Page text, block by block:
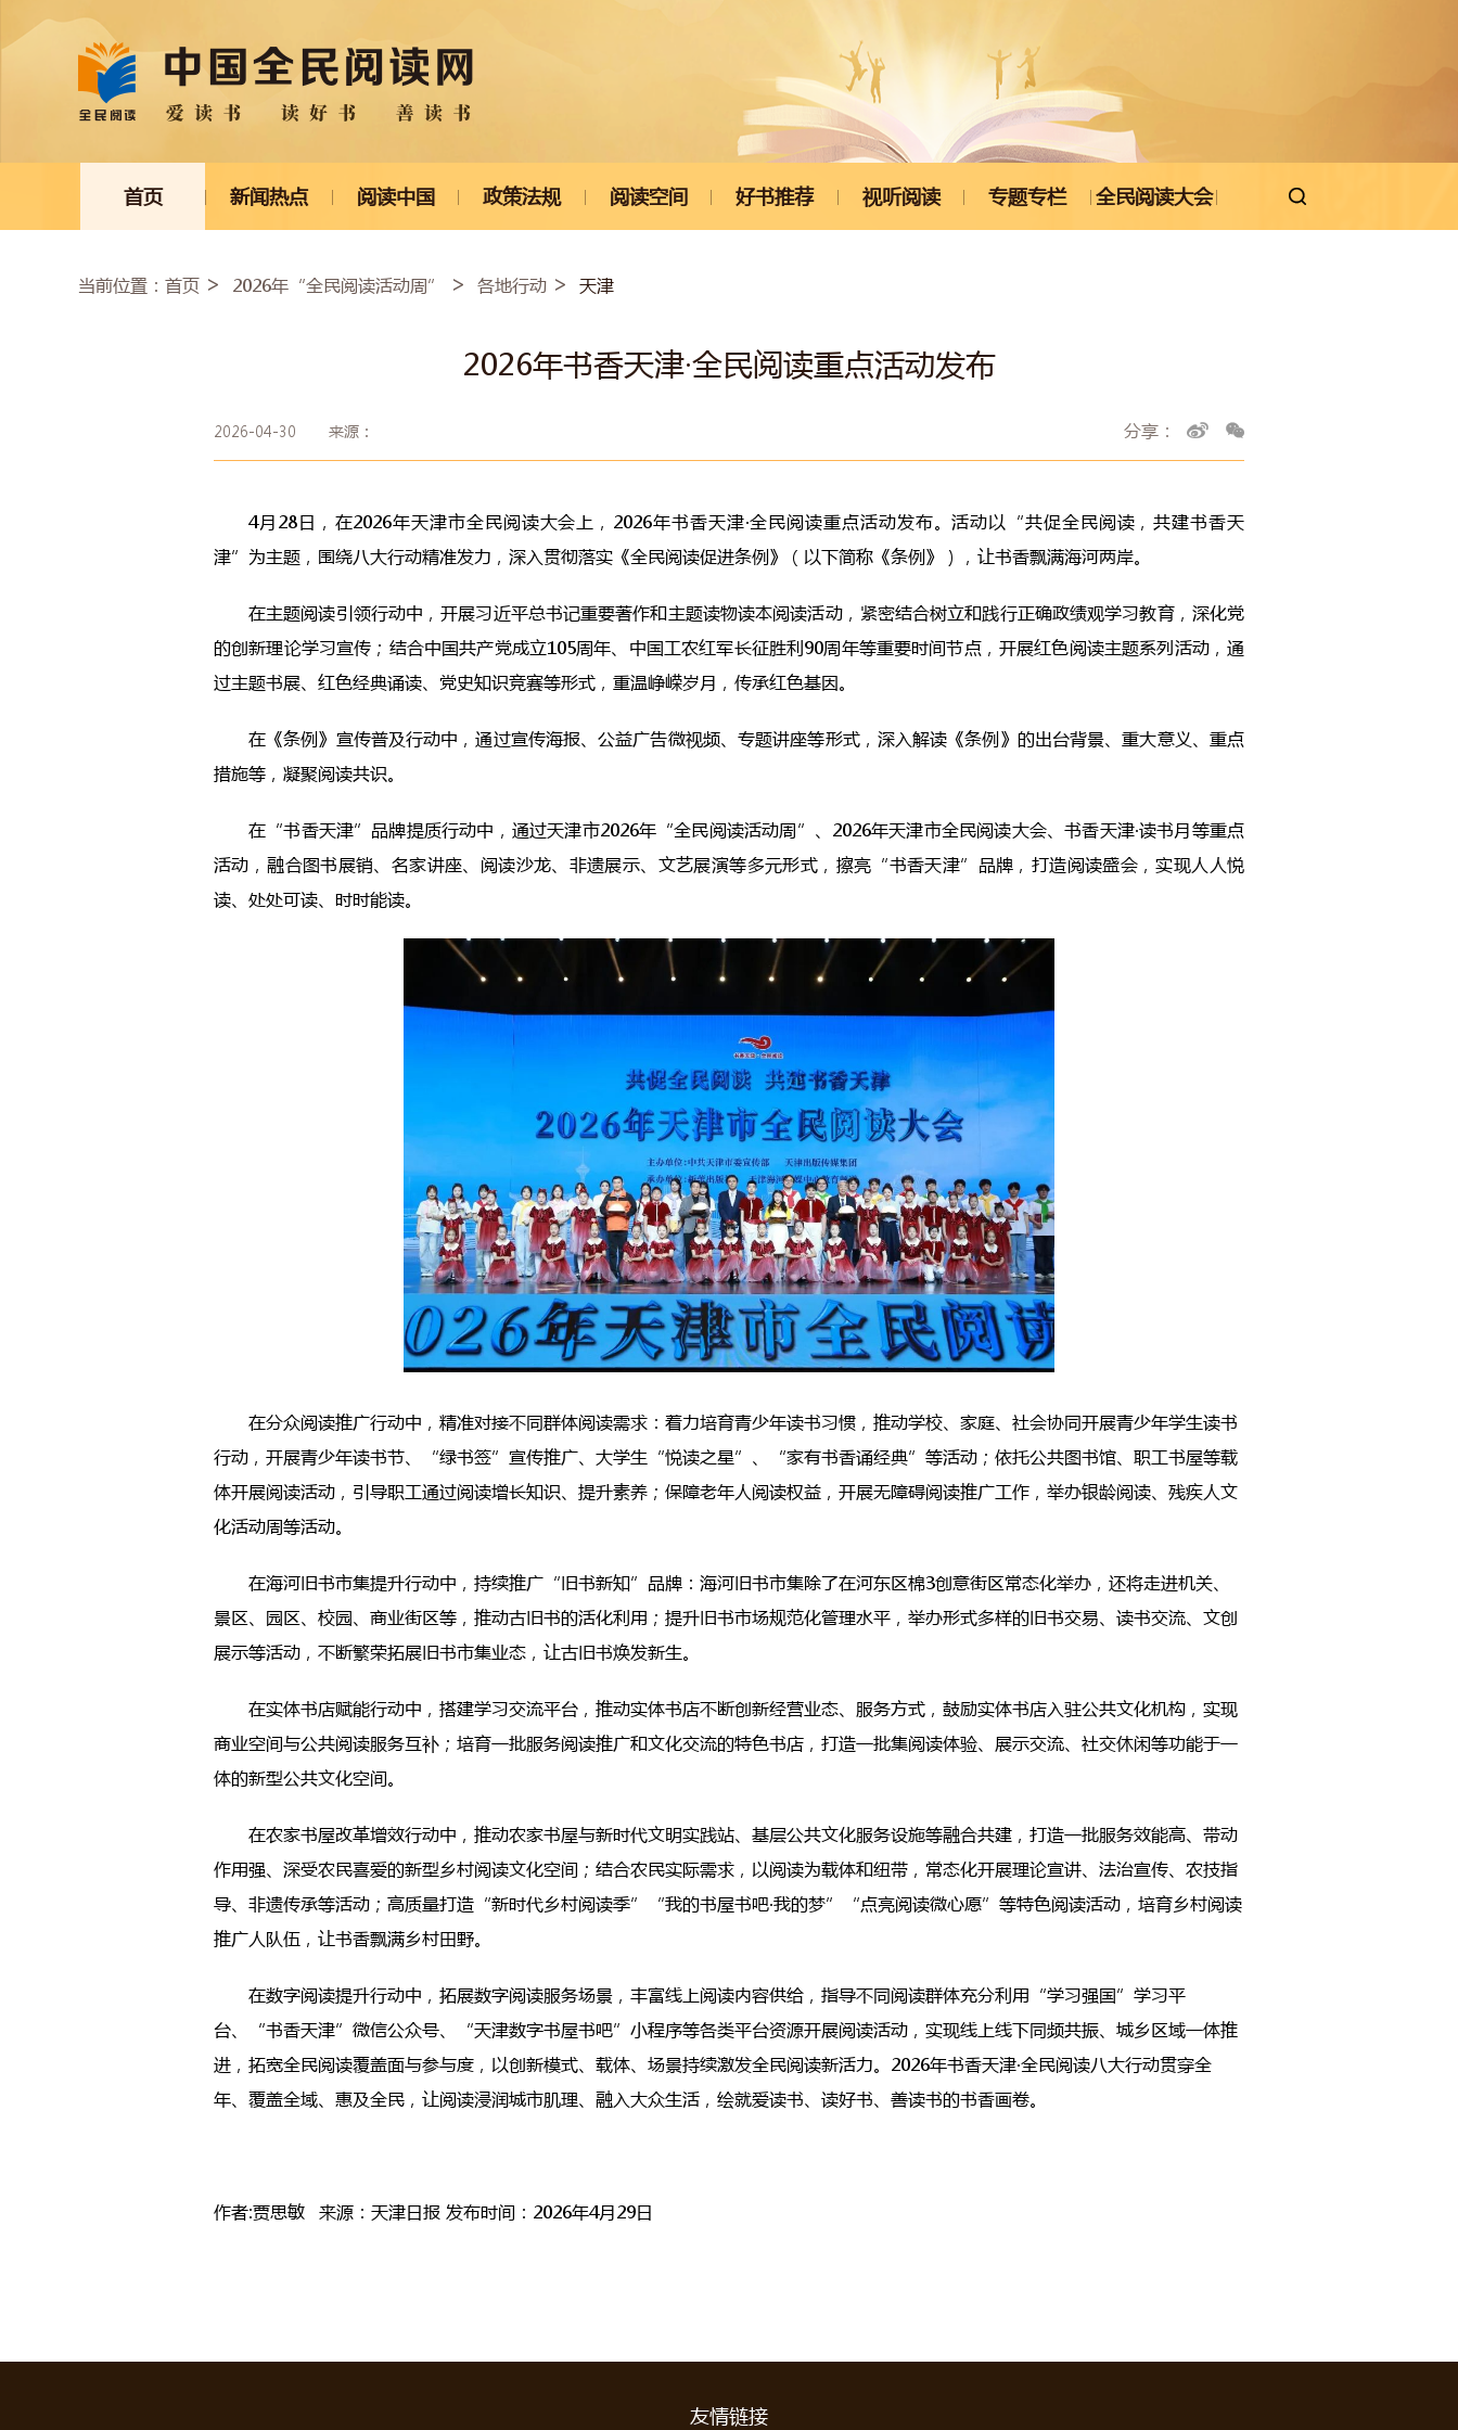
首页 新闻热点 阅读中国 政策法规 阅读空间 好书推荐 视听阅读 专题专栏 全民阅读大会 
当前位置： 首页 2026年“全民阅读活动周” 各地行动 天津
2026年书香天津·全民阅读重点活动发布
2026-04-30 来源： 分享：  
4月28日，在2026年天津市全民阅读大会上，2026年书香天津·全民阅读重点活动发布。活动以“共促全民阅读，共建书香天
津”为主题，围绕八大行动精准发力，深入贯彻落实《全民阅读促进条例》（以下简称《条例》），让书香飘满海河两岸。
在主题阅读引领行动中，开展习近平总书记重要著作和主题读物读本阅读活动，紧密结合树立和践行正确政绩观学习教育，深化党
的创新理论学习宣传；结合中国共产党成立105周年、中国工农红军长征胜利90周年等重要时间节点，开展红色阅读主题系列活动，通
过主题书展、红色经典诵读、党史知识竞赛等形式，重温峥嵘岁月，传承红色基因。
在《条例》宣传普及行动中，通过宣传海报、公益广告微视频、专题讲座等形式，深入解读《条例》的出台背景、重大意义、重点
措施等，凝聚阅读共识。
在“书香天津”品牌提质行动中，通过天津市2026年“全民阅读活动周”、2026年天津市全民阅读大会、书香天津·读书月等重点
活动，融合图书展销、名家讲座、阅读沙龙、非遗展示、文艺展演等多元形式，擦亮“书香天津”品牌，打造阅读盛会，实现人人悦
读、处处可读、时时能读。
在分众阅读推广行动中，精准对接不同群体阅读需求：着力培育青少年读书习惯，推动学校、家庭、社会协同开展青少年学生读书
行动，开展青少年读书节、“绿书签”宣传推广、大学生“悦读之星”、“家有书香诵经典”等活动；依托公共图书馆、职工书屋等载
体开展阅读活动，引导职工通过阅读增长知识、提升素养；保障老年人阅读权益，开展无障碍阅读推广工作，举办银龄阅读、残疾人文
化活动周等活动。
在海河旧书市集提升行动中，持续推广“旧书新知”品牌：海河旧书市集除了在河东区棉3创意街区常态化举办，还将走进机关、
景区、园区、校园、商业街区等，推动古旧书的活化利用；提升旧书市场规范化管理水平，举办形式多样的旧书交易、读书交流、文创
展示等活动，不断繁荣拓展旧书市集业态，让古旧书焕发新生。
在实体书店赋能行动中，搭建学习交流平台，推动实体书店不断创新经营业态、服务方式，鼓励实体书店入驻公共文化机构，实现
商业空间与公共阅读服务互补；培育一批服务阅读推广和文化交流的特色书店，打造一批集阅读体验、展示交流、社交休闲等功能于一
体的新型公共文化空间。
在农家书屋改革增效行动中，推动农家书屋与新时代文明实践站、基层公共文化服务设施等融合共建，打造一批服务效能高、带动
作用强、深受农民喜爱的新型乡村阅读文化空间；结合农民实际需求，以阅读为载体和纽带，常态化开展理论宣讲、法治宣传、农技指
导、非遗传承等活动；高质量打造“新时代乡村阅读季”“我的书屋书吧·我的梦”“点亮阅读微心愿”等特色阅读活动，培育乡村阅读
推广人队伍，让书香飘满乡村田野。
在数字阅读提升行动中，拓展数字阅读服务场景，丰富线上阅读内容供给，指导不同阅读群体充分利用“学习强国”学习平
台、“书香天津”微信公众号、“天津数字书屋书吧”小程序等各类平台资源开展阅读活动，实现线上线下同频共振、城乡区域一体推
进，拓宽全民阅读覆盖面与参与度，以创新模式、载体、场景持续激发全民阅读新活力。2026年书香天津·全民阅读八大行动贯穿全
年、覆盖全域、惠及全民，让阅读浸润城市肌理、融入大众生活，绘就爱读书、读好书、善读书的书香画卷。
作者:贾思敏 来源：天津日报 发布时间：2026年4月29日
友情链接